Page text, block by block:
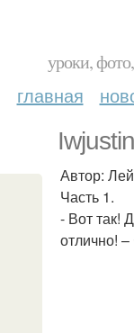
уроки,
главная
Автор:
Часть 1.
- Вот так!
отлично!